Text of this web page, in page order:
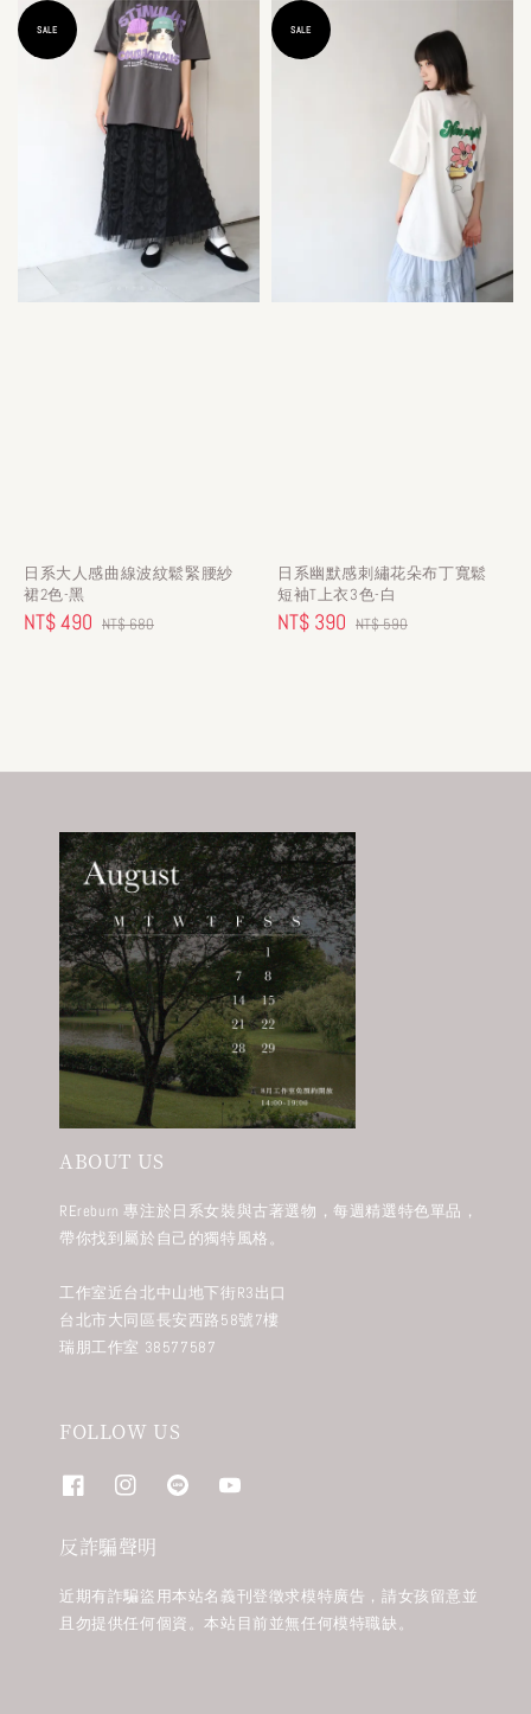
SALE
日系大人感曲線波紋鬆緊腰紗
裙2色-黑
Sale
NT$ 490 Regular
NT$ 680
SALE
日系幽默感刺繡花朵布丁寬鬆
短袖T上衣3色-白
Sale
NT$ 390 Regular
NT$ 590
ABOUT US
REreburn 專注於日系女裝與古著選物，每週精選特色單品，
帶你找到屬於自己的獨特風格。
工作室近台北中山地下街R3出口
台北市大同區長安西路58號7樓
瑞朋工作室 38577587
FOLLOW US
反詐騙聲明
近期有詐騙盜用本站名義刊登徵求模特廣告，請女孩留意並
且勿提供任何個資。本站目前並無任何模特職缺。